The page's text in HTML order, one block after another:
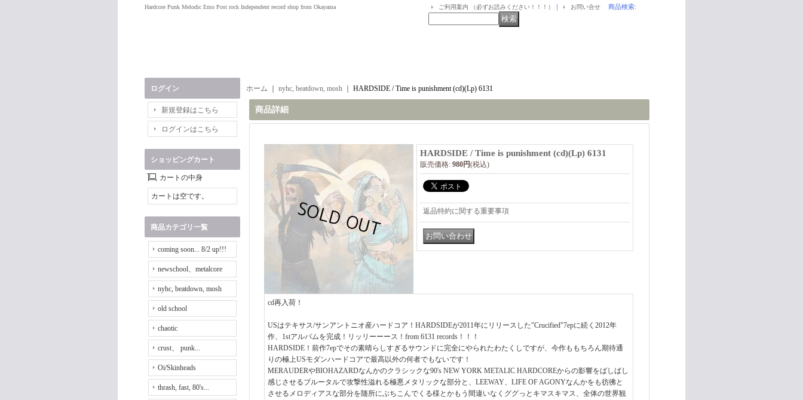
Hardcore Punk Melodic Emo Post rock Independent record shop from Okayama ご利用案内 （必ずお読みください！！！） ｜ お問い合せ 商品検索:
ログイン
新規登録はこちら
ログインはこちら
ショッピングカート
カートの中身
カートは空です。
商品カテゴリ一覧
coming soon... 8/2 up!!!
newschool、metalcore
nyhc, beatdown, mosh
old school
chaotic
crust、 punk...
Oi/Skinheads
thrash, fast, 80's...
ホーム nyhc, beatdown, mosh HARDSIDE / Time is punishment (cd)(Lp) 6131
商品詳細
HARDSIDE / Time is punishment (cd)(Lp) 6131
販売価格: 980円(税込)
返品特約に関する重要事項
cd再入荷！
USはテキサス/サンアントニオ産ハードコア！HARDSIDEが2011年にリリースした"Crucified"7epに続く2012年
作、1stアルバムを完成！リッリーーース！from 6131 records！！！
HARDSIDE！前作7epでその素晴らしすぎるサウンドに完全にやられたわたくしですが、今作ももちろん期待通
りの極上USモダンハードコアで最高以外の何者でもないです！
MERAUDERやBIOHAZARDなんかのクラシックな90's NEW YORK METALIC HARDCOREからの影響をばしばし
感じさせるブルータルで攻撃性溢れる極悪メタリックな部分と、LEEWAY、LIFE OF AGONYなんかをも彷彿と
させるメロディアスな部分を随所にぶちこんでくる様とかもう間違いなくググっとキマスキマス、全体の世界観